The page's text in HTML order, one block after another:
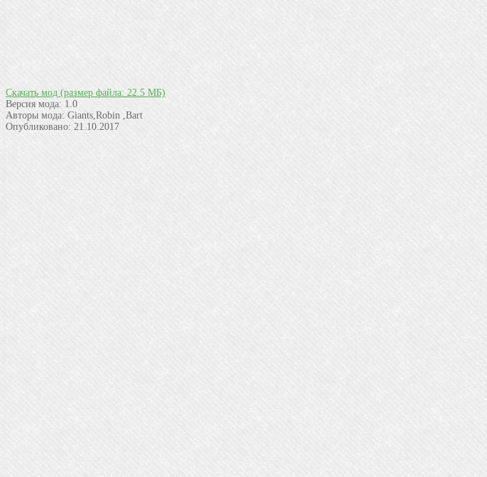
Скачать мод (размер файла: 22.5 МБ)
Версия мода: 1.0
Авторы мода: Giants,Robin ,Bart
Опубликовано: 21.10.2017